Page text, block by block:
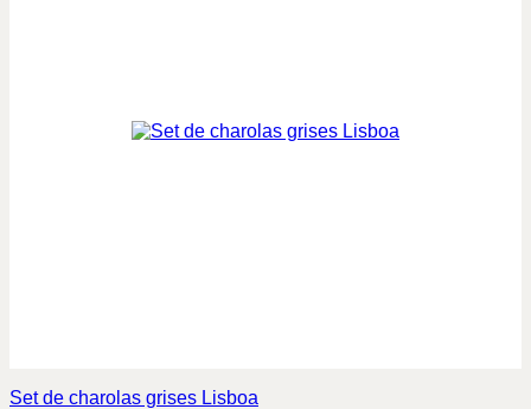
Set de charolas grises Lisboa